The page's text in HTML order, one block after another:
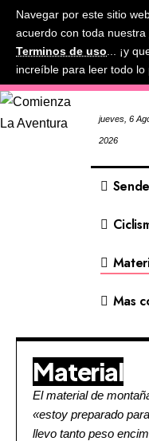
Navegar por este sitio
acuerdo con toda nuestra
Terminos de uso... ¡y
increíble para leer todo lo
jueves, 6
2026
Mas
Material
El material de
«estoy preparado
llevo tanto peso